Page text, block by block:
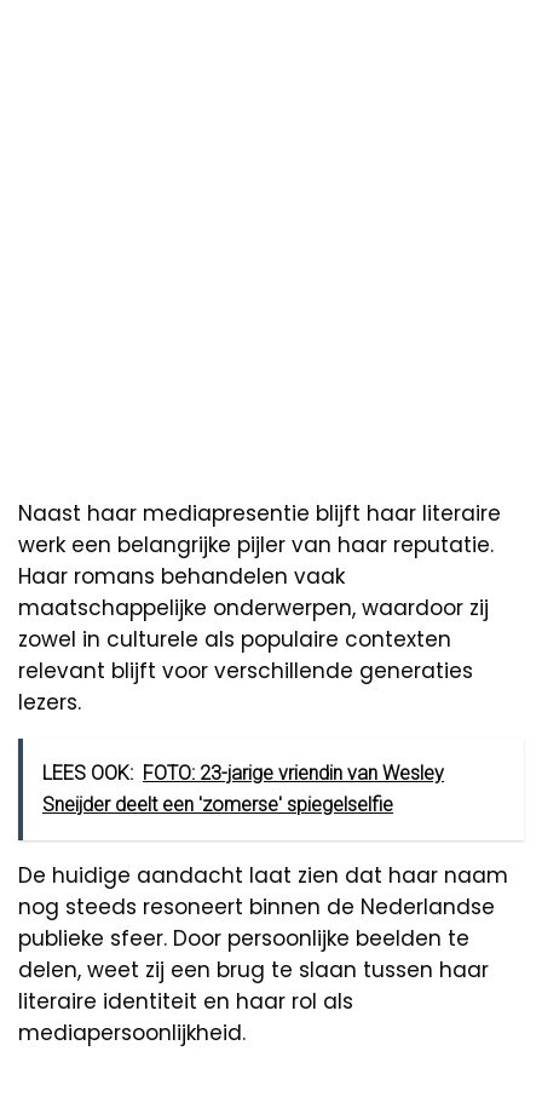
Naast haar mediapresentie blijft haar literaire
werk een belangrijke pijler van haar reputatie.
Haar romans behandelen vaak
maatschappelijke onderwerpen, waardoor zij
zowel in culturele als populaire contexten
relevant blijft voor verschillende generaties
lezers.
LEES OOK: FOTO: 23-jarige vriendin van Wesley
Sneijder deelt een 'zomerse' spiegelselfie
De huidige aandacht laat zien dat haar naam
nog steeds resoneert binnen de Nederlandse
publieke sfeer. Door persoonlijke beelden te
delen, weet zij een brug te slaan tussen haar
literaire identiteit en haar rol als
mediapersoonlijkheid.